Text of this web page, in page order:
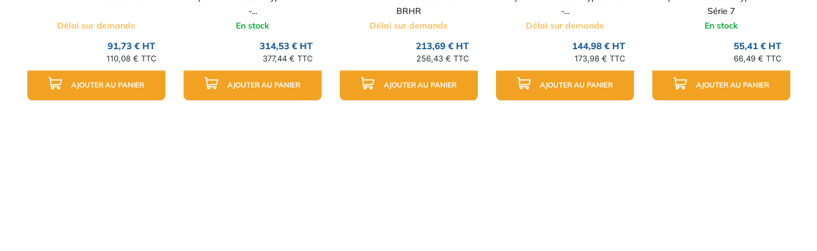
Délai sur demande
91,73 € HT
110,08 € TTC
AJOUTER AU PANIER
-...
En stock
314,53 € HT
377,44 € TTC
AJOUTER AU PANIER
BRHR
Délai sur demande
213,69 € HT
256,43 € TTC
AJOUTER AU PANIER
-...
Délai sur demande
144,98 € HT
173,98 € TTC
AJOUTER AU PANIER
Série 7
En stock
55,41 € HT
66,49 € TTC
AJOUTER AU PANIER